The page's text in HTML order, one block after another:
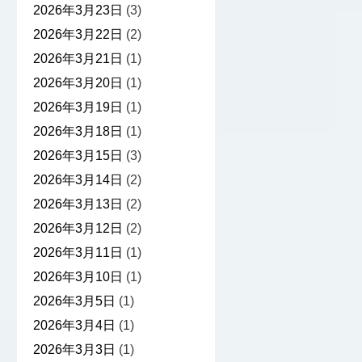
2026年3月23日 (3)
2026年3月22日 (2)
2026年3月21日 (1)
2026年3月20日 (1)
2026年3月19日 (1)
2026年3月18日 (1)
2026年3月15日 (3)
2026年3月14日 (2)
2026年3月13日 (2)
2026年3月12日 (2)
2026年3月11日 (1)
2026年3月10日 (1)
2026年3月5日 (1)
2026年3月4日 (1)
2026年3月3日 (1)